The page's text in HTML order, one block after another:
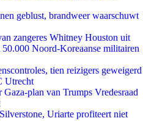
geblust, brandweer waarschuwt
zangeres Whitney Houston uit
Noord-Koreaanse militairen
tien reizigers geweigerd
Utrecht
Gaza-plan van Trumps Vredesraad
Uriarte profiteert niet